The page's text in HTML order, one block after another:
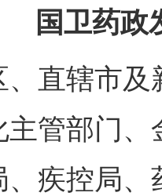
国卫药政
、直辖市
管部门
、疾控局、